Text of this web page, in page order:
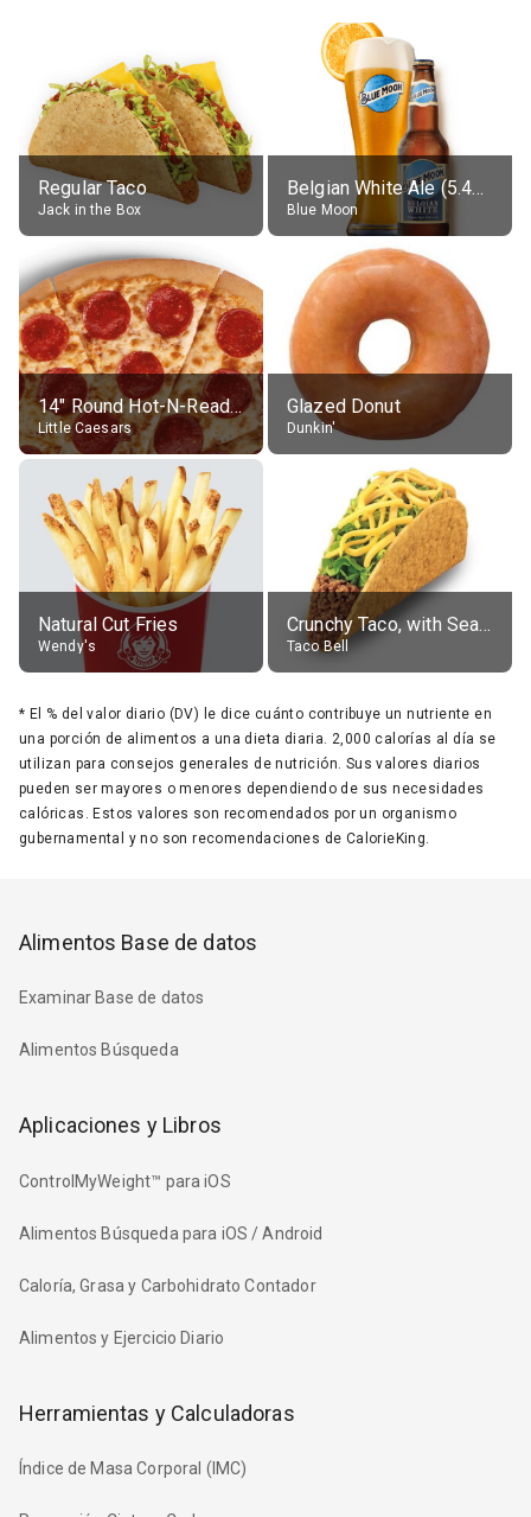
Regular Taco
Jack in the Box
Belgian White Ale (5.4% alc.)
Blue Moon
14" Round Hot-N-Ready Pepperoni Pizza
Little Caesars
Glazed Donut
Dunkin'
Natural Cut Fries
Wendy's
Crunchy Taco, with Seasoned Beef
Taco Bell
* El % del valor diario (DV) le dice cuánto contribuye un nutriente en
una porción de alimentos a una dieta diaria. 2,000 calorías al día se
utilizan para consejos generales de nutrición. Sus valores diarios
pueden ser mayores o menores dependiendo de sus necesidades
calóricas. Estos valores son recomendados por un organismo
gubernamental y no son recomendaciones de CalorieKing.
Alimentos Base de datos
Examinar Base de datos
Alimentos Búsqueda
Aplicaciones y Libros
ControlMyWeight™ para iOS
Alimentos Búsqueda para iOS / Android
Caloría, Grasa y Carbohidrato Contador
Alimentos y Ejercicio Diario
Herramientas y Calculadoras
Índice de Masa Corporal (IMC)